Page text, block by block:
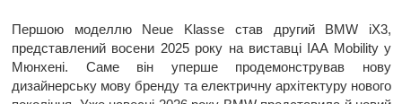
Першою моделлю Neue Klasse став другий BMW iX3,
представлений восени 2025 року на виставці IAA Mobility у
Мюнхені. Саме він уперше продемонстрував нову
дизайнерську мову бренду та електричну архітектуру нового